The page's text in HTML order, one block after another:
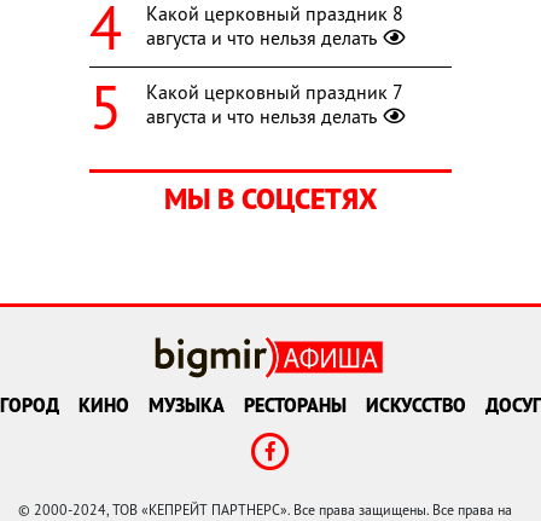
Какой церковный праздник 8
августа и что нельзя делать
Какой церковный праздник 7
августа и что нельзя делать
МЫ В СОЦСЕТЯХ
ГОРОД КИНО МУЗЫКА РЕСТОРАНЫ ИСКУССТВО ДОСУГ
© 2000-2024, ТОВ «КЕПРЕЙТ ПАРТНЕРС». Все права защищены. Все права на